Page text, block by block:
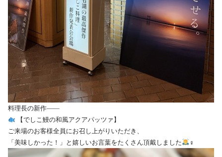
料理長の新作——
【でしこ鰻の和風アクアパッツァ】
ご来場のお客様全員にお召し上がりいただき、
「美味しかった！」と嬉しいお言葉をたくさん頂戴しました
‍♀️